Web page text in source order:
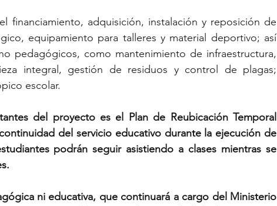
financiamiento, adquisición, instalación y reposición de
equipamiento para talleres y material deportivo; así
pedagógicos, como mantenimiento de infraestructura,
integral, gestión de residuos y control de plagas;
escolar.
del proyecto es el Plan de Reubicación Temporal
del servicio educativo durante la ejecución de
podrán seguir asistiendo a clases mientras se
ni educativa, que continuará a cargo del Ministerio